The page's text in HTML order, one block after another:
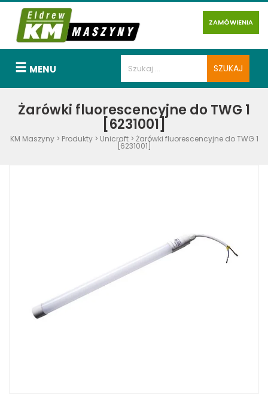
ZAMÓWIENIA
MENU
Żarówki fluorescencyjne do TWG 1
[6231001]
KM Maszyny> Produkty> Unicraft> Żarówki fluorescencyjne do TWG 1
[6231001]